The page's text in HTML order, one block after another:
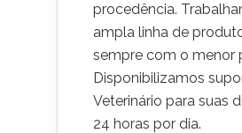
procedência.
ampla linha de
sempre com o menor
Disponibilizamos
Veterinário para suas
24 horas por dia.